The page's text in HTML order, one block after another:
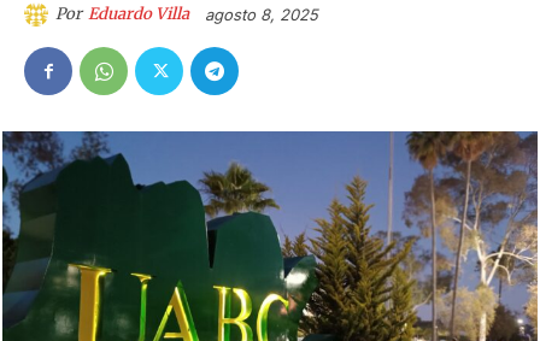
Por Eduardo Villa agosto 8, 2025